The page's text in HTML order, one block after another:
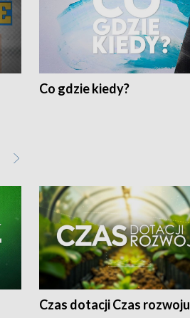
Co gdzie kiedy?
Czas dotacji Czas rozwoju